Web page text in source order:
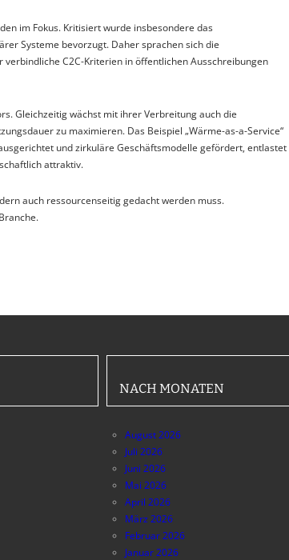
im Fokus. Kritisiert wurde insbesondere das
Systeme bevorzugt. Daher sprachen sich die
C2C-Kriterien in öffentlichen Ausschreibungen
Gleichzeitig wächst mit ihrer Verbreitung auch die
zu maximieren. Das Beispiel „Wärme-as-a-Service“
und zirkuläre Geschäftsmodelle gefördert, entlastet
attraktiv.
auch ressourcenseitig gedacht werden muss.
NACH MONATEN
August 2026
Juli 2026
Juni 2026
Mai 2026
April 2026
März 2026
Februar 2026
Januar 2026